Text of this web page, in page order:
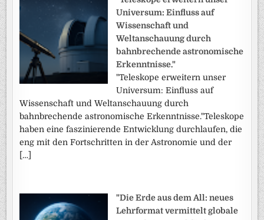
Universum: Einfluss auf
Wissenschaft und
Weltanschauung durch
bahnbrechende astronomische
Erkenntnisse."
"Teleskope erweitern unser
Universum: Einfluss auf
Wissenschaft und Weltanschauung durch
bahnbrechende astronomische Erkenntnisse."Teleskope
haben eine faszinierende Entwicklung durchlaufen, die
eng mit den Fortschritten in der Astronomie und der
[…]
"Die Erde aus dem All: neues
Lehrformat vermittelt globale